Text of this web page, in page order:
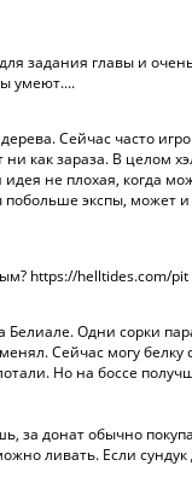
задания главы и
умеют....
Сейчас часто
ни как зараза. В
идея не плохая, когда
экспы,
https://helltides.com/pit
Одни сорки
Сейчас могу
Но на боссе
за донат обычно
ливать. Если сундук